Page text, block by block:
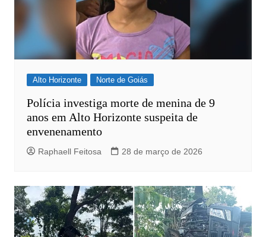
Alto Horizonte Norte de Goiás
Polícia investiga morte de menina de 9
anos em Alto Horizonte suspeita de
envenenamento
Raphaell Feitosa 28 de março de 2026